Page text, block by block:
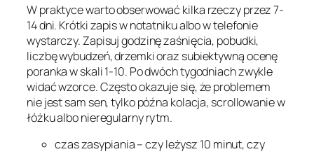
W praktyce warto obserwować kilka rzeczy przez 7-
14 dni. Krótki zapis w notatniku albo w telefonie
wystarczy. Zapisuj godzinę zaśnięcia, pobudki,
liczbę wybudzeń, drzemki oraz subiektywną ocenę
poranka w skali 1-10. Po dwóch tygodniach zwykle
widać wzorce. Często okazuje się, że problemem
nie jest sam sen, tylko późna kolacja, scrollowanie w
łóżku albo nieregularny rytm.
czas zasypiania – czy leżysz 10 minut, czy